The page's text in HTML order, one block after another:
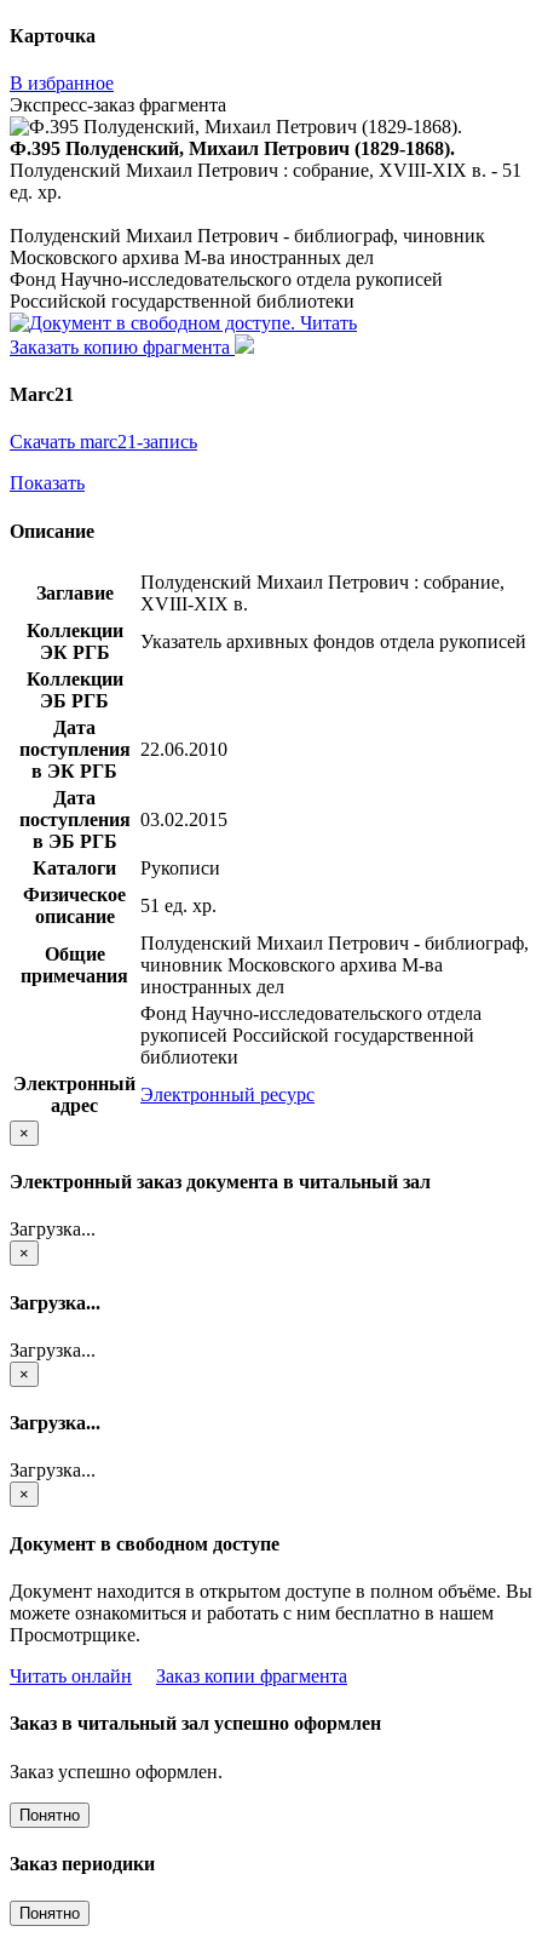
Карточка
В избранное
Экспресс-заказ фрагмента
Ф.395 Полуденский, Михаил Петрович (1829-1868).
Полуденский Михаил Петрович : собрание, XVIII-XIX в. - 51
ед. хр.
Полуденский Михаил Петрович - библиограф, чиновник
Московского архива М-ва иностранных дел
Фонд Научно-исследовательского отдела рукописей
Российской государственной библиотеки
Читать
Заказать копию фрагмента
Marc21
Скачать marc21-запись
Показать
Описание
Заглавие
Полуденский Михаил Петрович : собрание,
XVIII-XIX в.
Коллекции
ЭК РГБ
Указатель архивных фондов отдела рукописей
Коллекции
ЭБ РГБ
Дата
поступления
в ЭК РГБ
22.06.2010
Дата
поступления
в ЭБ РГБ
03.02.2015
Каталоги
Рукописи
Физическое
описание
51 ед. хр.
Общие
примечания
Полуденский Михаил Петрович - библиограф,
чиновник Московского архива М-ва
иностранных дел
Фонд Научно-исследовательского отдела
рукописей Российской государственной
библиотеки
Электронный
адрес
Электронный ресурс
×
Электронный заказ документа в читальный зал
Загрузка...
×
Загрузка...
Загрузка...
×
Загрузка...
Загрузка...
×
Документ в свободном доступе
Документ находится в открытом доступе в полном объёме. Вы
можете ознакомиться и работать с ним бесплатно в нашем
Просмотрщике.
Читать онлайн
Заказ копии фрагмента
Заказ в читальный зал успешно оформлен
Заказ успешно оформлен.
Понятно
Заказ периодики
Понятно